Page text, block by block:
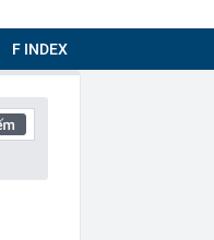
F INDEX